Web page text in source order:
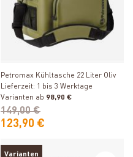
Petromax Kühltasche 22 Liter Oliv
Lieferzeit: 1 bis 3 Werktage
Varianten ab 98,90 €
123,90 €
149,00 €
Varianten